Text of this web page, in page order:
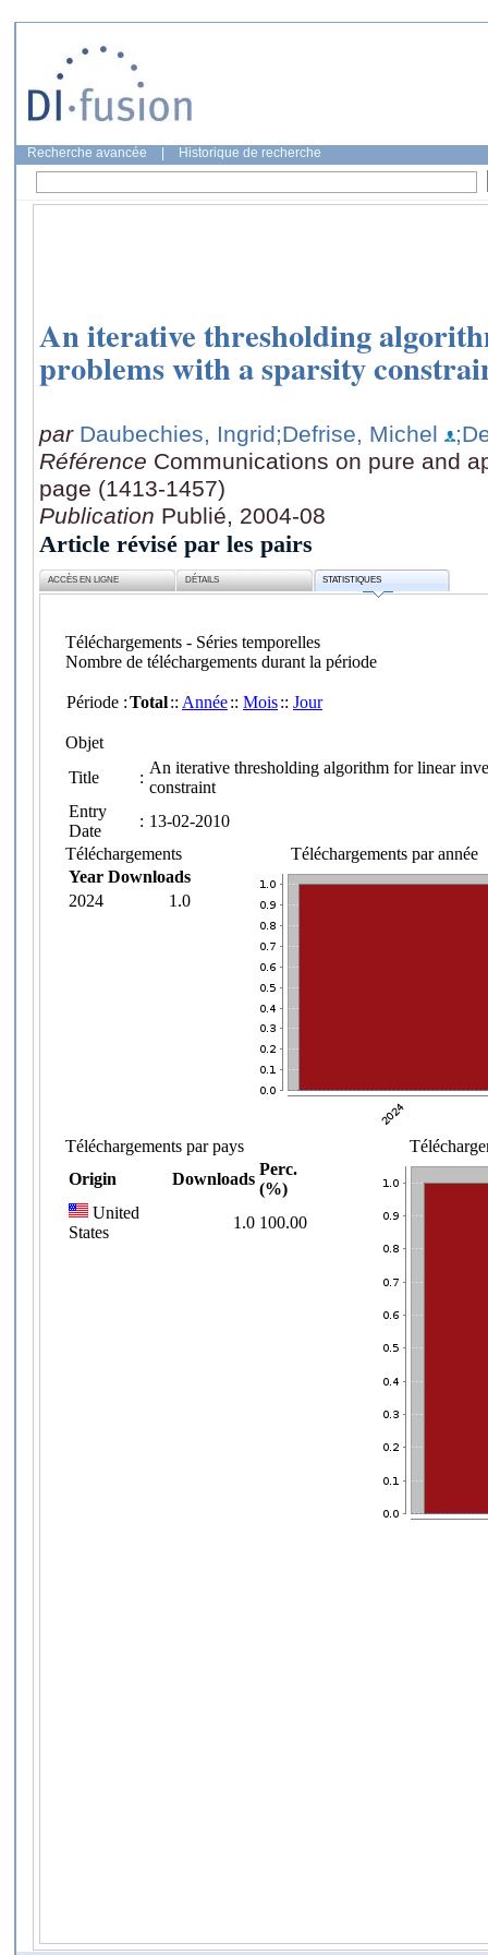
Recherche avancée Historique de recherche
An iterative thresholding
problems with a sparsity
par Daubechies, Ingrid;Defrise, Michel
Référence Communications on pure and
page (1413-1457)
Publication Publié, 2004-08
Article révisé par les pairs
ACCÈS EN LIGNE DÉTAILS STATISTIQUES